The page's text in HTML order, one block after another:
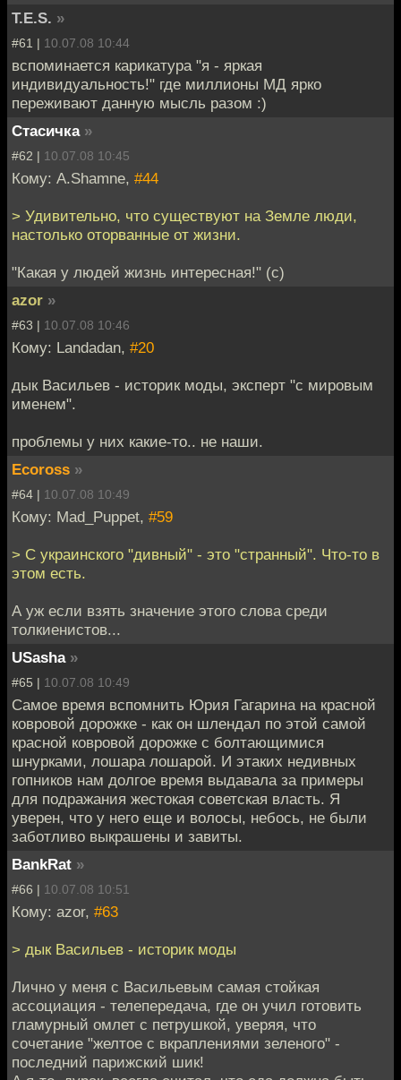
T.E.S. »
#61 | 10.07.08 10:44
вспоминается карикатура "я - яркая
индивидуальность!" где миллионы МД ярко
переживают данную мысль разом :)
Стасичка »
#62 | 10.07.08 10:45
Кому: A.Shamne, #44
> Удивительно, что существуют на Земле люди,
настолько оторванные от жизни.
"Какая у людей жизнь интересная!" (с)
azor »
#63 | 10.07.08 10:46
Кому: Landadan, #20
дык Васильев - историк моды, эксперт "с мировым
именем".
проблемы у них какие-то.. не наши.
Ecoross »
#64 | 10.07.08 10:49
Кому: Mad_Puppet, #59
> С украинского "дивный" - это "странный". Что-то в
этом есть.
А уж если взять значение этого слова среди
толкиенистов...
USasha »
#65 | 10.07.08 10:49
Самое время вспомнить Юрия Гагарина на красной
ковровой дорожке - как он шлендал по этой самой
красной ковровой дорожке с болтающимися
шнурками, лошара лошарой. И этаких недивных
гопников нам долгое время выдавала за примеры
для подражания жестокая советская власть. Я
уверен, что у него еще и волосы, небось, не были
заботливо выкрашены и завиты.
BankRat »
#66 | 10.07.08 10:51
Кому: azor, #63
> дык Васильев - историк моды
Лично у меня с Васильевым самая стойкая
ассоциация - телепередача, где он учил готовить
гламурный омлет с петрушкой, уверяя, что
сочетание "желтое с вкраплениями зеленого" -
последний парижский шик!